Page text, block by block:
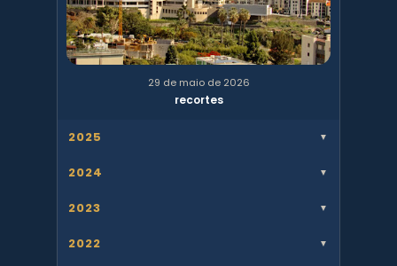
29 de maio de 2026
recortes
2025 ▼
2024 ▼
2023 ▼
2022 ▼